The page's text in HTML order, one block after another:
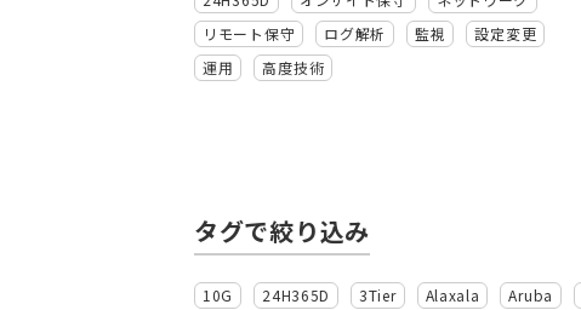
リモート保守
ログ解析 監視
設定変更
運用
高度技術
タグで絞り込み
10G 24H365D 3Tier Alaxala Aruba